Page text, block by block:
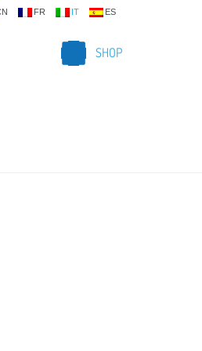
FR IT ES
SHOP